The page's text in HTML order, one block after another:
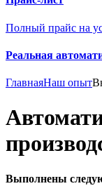
Полный прайс на
Реальная
ГлавнаяНаш опыт
Выполнены